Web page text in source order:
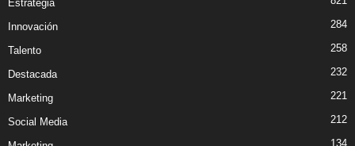
Estrategia
Innovación 284
Talento 258
Destacada 232
Marketing 221
Social Media 212
134